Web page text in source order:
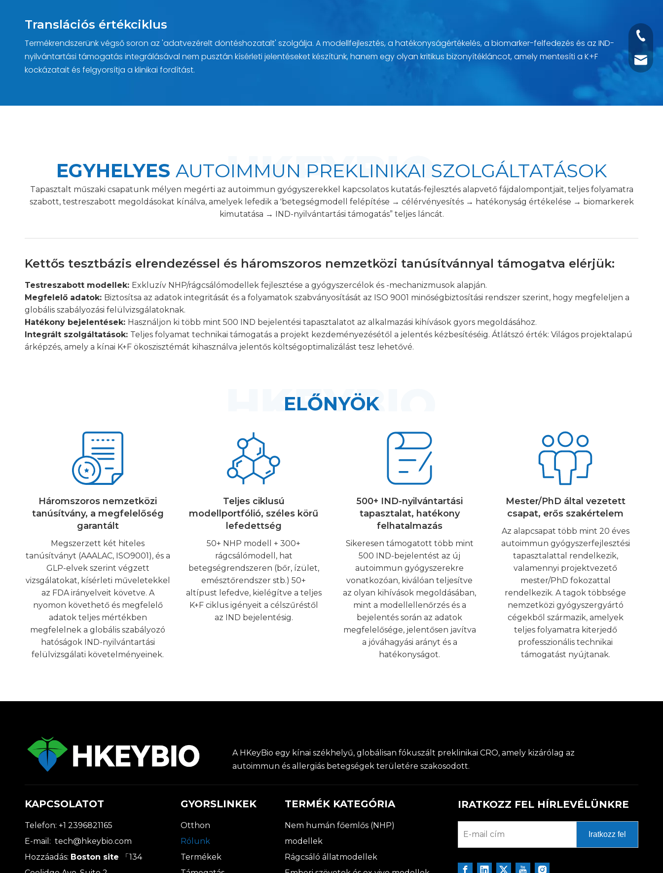
Translációs értékciklus
Termékrendszerünk végső soron az 'adatvezérelt döntéshozatalt' szolgálja. A modellfejlesztés, a hatékonyságértékelés, a biomarker-felfedezés és az IND-
nyilvántartási támogatás integrálásával nem pusztán kísérleti jelentéseket készítünk, hanem egy olyan kritikus bizonyítékláncot, amely mentesíti a K+F
kockázatait és felgyorsítja a klinikai fordítást.
EGYHELYES AUTOIMMUN PREKLINIKAI SZOLGÁLTATÁSOK
Tapasztalt műszaki csapatunk mélyen megérti az autoimmun gyógyszerekkel kapcsolatos kutatás-fejlesztés alapvető fájdalompontjait, teljes folyamatra
szabott, testreszabott megoldásokat kínálva, amelyek lefedik a 'betegségmodell felépítése → célérvényesítés → hatékonyság értékelése → biomarkerek
kimutatása → IND-nyilvántartási támogatás” teljes láncát.
Kettős tesztbázis elrendezéssel és háromszoros nemzetközi tanúsítvánnyal támogatva elérjük:
Testreszabott modellek: Exkluzív NHP/rágcsálómodellek fejlesztése a gyógyszercélok és -mechanizmusok alapján.
Megfelelő adatok: Biztosítsa az adatok integritását és a folyamatok szabványosítását az ISO 9001 minőségbiztosítási rendszer szerint, hogy megfeleljen a
globális szabályozási felülvizsgálatoknak.
Hatékony bejelentések: Használjon ki több mint 500 IND bejelentési tapasztalatot az alkalmazási kihívások gyors megoldásához.
Integrált szolgáltatások: Teljes folyamat technikai támogatás a projekt kezdeményezésétől a jelentés kézbesítéséig. Átlátszó érték: Világos projektalapú
árképzés, amely a kínai K+F ökoszisztémát kihasználva jelentős költségoptimalizálást tesz lehetővé.
ELŐNYÖK
Háromszoros nemzetközi
tanúsítvány, a megfelelőség
garantált
Megszerzett két hiteles
tanúsítványt (AAALAC, ISO9001), és a
GLP-elvek szerint végzett
vizsgálatokat, kísérleti műveletekkel
az FDA irányelveit követve. A
nyomon követhető és megfelelő
adatok teljes mértékben
megfelelnek a globális szabályozó
hatóságok IND-nyilvántartási
felülvizsgálati követelményeinek.
Teljes ciklusú
modellportfólió, széles körű
lefedettség
50+ NHP modell + 300+
rágcsálómodell, hat
betegségrendszeren (bőr, ízület,
emésztőrendszer stb.) 50+
altípust lefedve, kielégítve a teljes
K+F ciklus igényeit a célszűréstől
az IND bejelentésig.
500+ IND-nyilvántartási
tapasztalat, hatékony
felhatalmazás
Sikeresen támogatott több mint
500 IND-bejelentést az új
autoimmun gyógyszerekre
vonatkozóan, kiválóan teljesítve
az olyan kihívások megoldásában,
mint a modellellenőrzés és a
bejelentés során az adatok
megfelelősége, jelentősen javítva
a jóváhagyási arányt és a
hatékonyságot.
Mester/PhD által vezetett
csapat, erős szakértelem
Az alapcsapat több mint 20 éves
autoimmun gyógyszerfejlesztési
tapasztalattal rendelkezik,
valamennyi projektvezető
mester/PhD fokozattal
rendelkezik. A tagok többsége
nemzetközi gyógyszergyártó
cégekből származik, amelyek
teljes folyamatra kiterjedő
professzionális technikai
támogatást nyújtanak.
A HKeyBio egy kínai székhelyű, globálisan fókuszált preklinikai CRO, amely kizárólag az
autoimmun és allergiás betegségek területére szakosodott.
KAPCSOLATOT
Telefon: +1 2396821165
E-mail: tech@hkeybio.com
Hozzáadás: Boston site
「134
+1
+86-
GYORSLINKEK
Otthon
Rólunk
Termékek
TERMÉK KATEGÓRIA
Nem humán főemlős (NHP)
modellek
Rágcsáló állatmodellek
IRATKOZZ FEL HÍRLEVÉLÜNKRE
Iratkozz fel